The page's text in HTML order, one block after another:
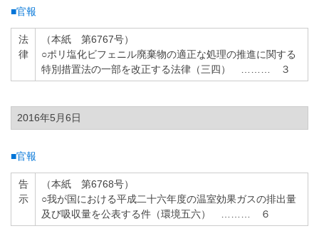
■官報
法
律
（本紙 第6767号）
○ポリ塩化ビフェニル廃棄物の適正な処理の推進に関する
特別措置法の一部を改正する法律（三四） ……… ３
2016年5月6日
■官報
告
示
（本紙 第6768号）
○我が国における平成二十六年度の温室効果ガスの排出量
及び吸収量を公表する件（環境五六） ……… ６